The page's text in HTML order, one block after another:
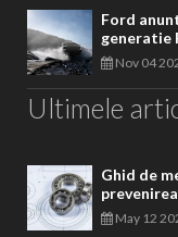
Ford
generatie
Nov 04
Ultimele
Ghid de
May 12